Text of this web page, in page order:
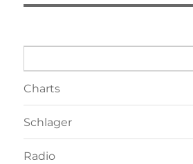
Search
Charts
Schlager
Radio